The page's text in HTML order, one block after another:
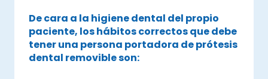
De cara a la higiene dental del propio
paciente, los hábitos correctos que debe
tener una persona portadora de prótesis
dental removible son: